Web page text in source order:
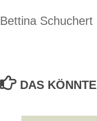
Bettina
DAS